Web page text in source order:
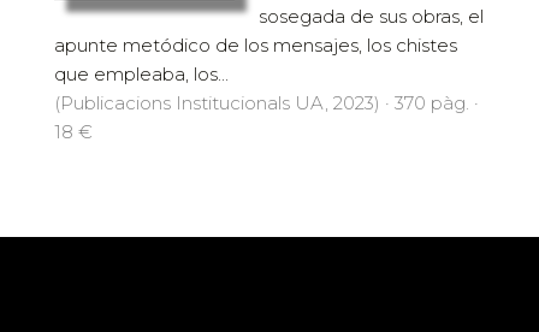
sosegada de sus obras, el
apunte metódico de los mensajes, los chistes
que empleaba, los...
(Publicacions Institucionals UA, 2023) · 370 pàg. ·
18 €